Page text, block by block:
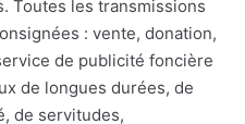
Toutes les transmissions
: vente, donation,
de publicité foncière
de longues durées, de
de servitudes,